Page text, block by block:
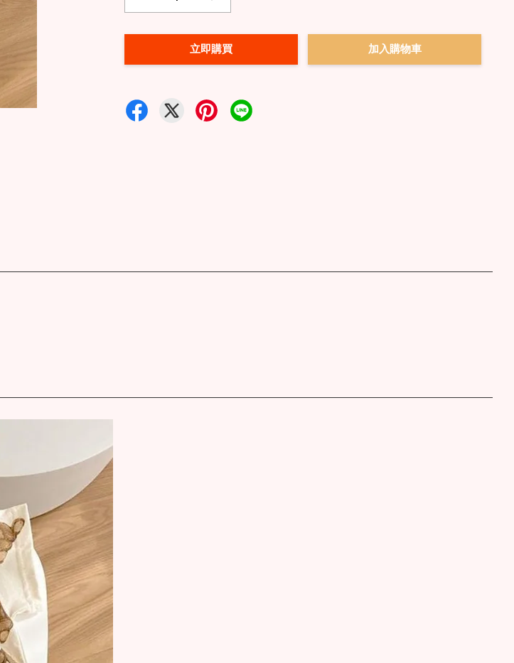
立即購買 加入購物車